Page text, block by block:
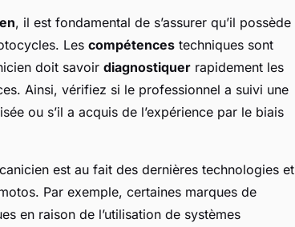
, il est fondamental de s’assurer qu’il possède
Les compétences techniques sont
doit savoir diagnostiquer rapidement les
Ainsi, vérifiez si le professionnel a suivi une
ou s’il a acquis de l’expérience par le biais
est au fait des dernières technologies et
Par exemple, certaines marques de
en raison de l’utilisation de systèmes